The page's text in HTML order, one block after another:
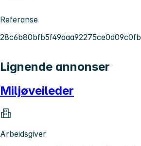
Referanse
28c6b80bfb5f49aaa92275ce0d09c0fb
Lignende annonser
Miljøveileder
Arbeidsgiver